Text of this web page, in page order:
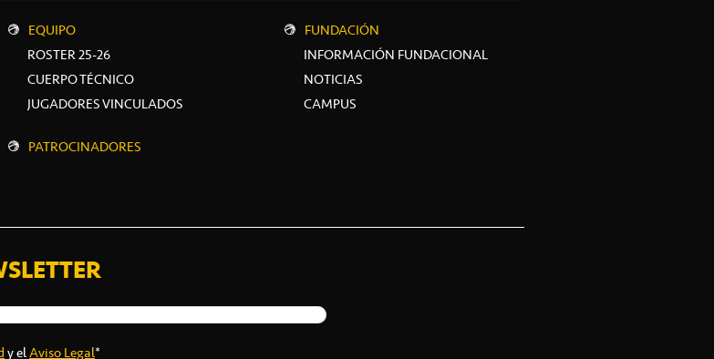
EQUIPO
ROSTER 25-26
CUERPO TÉCNICO
JUGADORES VINCULADOS
PATROCINADORES
FUNDACIÓN
INFORMACIÓN FUNDACIONAL
NOTICIAS
CAMPUS
y elAviso Legal*